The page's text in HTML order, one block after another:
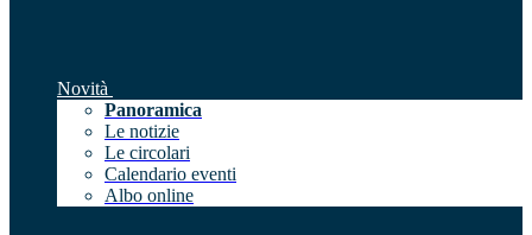
Novità
Panoramica
Le notizie
Le circolari
Calendario eventi
Albo online